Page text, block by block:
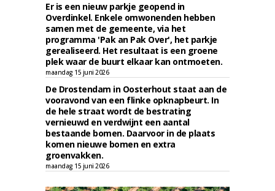
Er is een nieuw parkje geopend in
Overdinkel. Enkele omwonenden hebben
samen met de gemeente, via het
programma 'Pak an Pak Over', het parkje
gerealiseerd. Het resultaat is een groene
plek waar de buurt elkaar kan ontmoeten.
maandag 15 juni 2026
De Drostendam in Oosterhout staat aan de
vooravond van een flinke opknapbeurt. In
de hele straat wordt de bestrating
vernieuwd en verdwijnt een aantal
bestaande bomen. Daarvoor in de plaats
komen nieuwe bomen en extra
groenvakken.
maandag 15 juni 2026